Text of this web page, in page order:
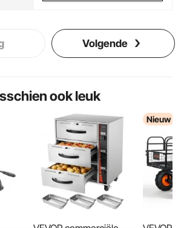
Volgende
ook leuk
Nieuw